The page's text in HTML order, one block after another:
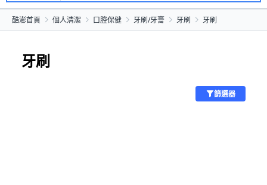
酷澎首頁 個人清潔 口腔保健 牙刷/牙膏 牙刷 牙刷
牙刷
篩選器